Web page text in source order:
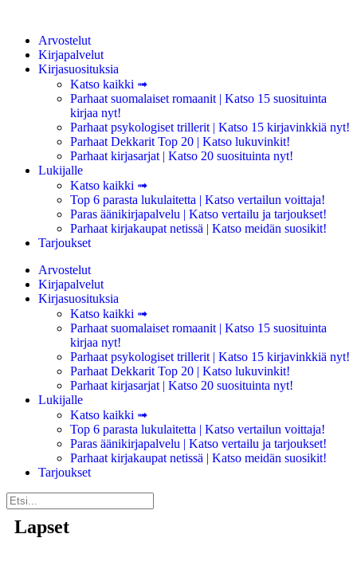
Arvostelut
Kirjapalvelut
Kirjasuosituksia
Katso kaikki ➟
Parhaat suomalaiset romaanit | Katso 15 suosituinta
kirjaa nyt!
Parhaat psykologiset trillerit | Katso 15 kirjavinkkiä nyt!
Parhaat Dekkarit Top 20 | Katso lukuvinkit!
Parhaat kirjasarjat | Katso 20 suosituinta nyt!
Lukijalle
Katso kaikki ➟
Top 6 parasta lukulaitetta | Katso vertailun voittaja!
Paras äänikirjapalvelu | Katso vertailu ja tarjoukset!
Parhaat kirjakaupat netissä | Katso meidän suosikit!
Tarjoukset
Arvostelut
Kirjapalvelut
Kirjasuosituksia
Katso kaikki ➟
Parhaat suomalaiset romaanit | Katso 15 suosituinta
kirjaa nyt!
Parhaat psykologiset trillerit | Katso 15 kirjavinkkiä nyt!
Parhaat Dekkarit Top 20 | Katso lukuvinkit!
Parhaat kirjasarjat | Katso 20 suosituinta nyt!
Lukijalle
Katso kaikki ➟
Top 6 parasta lukulaitetta | Katso vertailun voittaja!
Paras äänikirjapalvelu | Katso vertailu ja tarjoukset!
Parhaat kirjakaupat netissä | Katso meidän suosikit!
Tarjoukset
Lapset